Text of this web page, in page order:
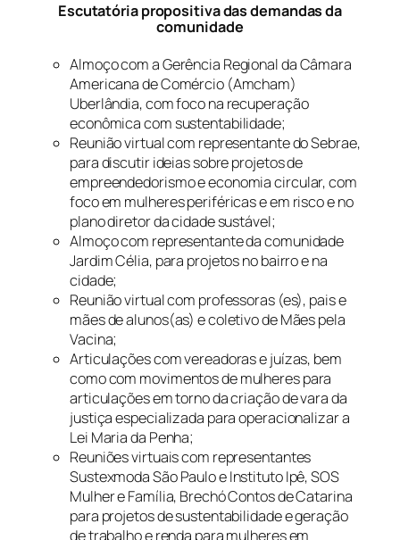
Escutatória propositiva das demandas da
comunidade
Almoço com a Gerência Regional da Câmara
Americana de Comércio (Amcham)
Uberlândia, com foco na recuperação
econômica com sustentabilidade;
Reunião virtual com representante do Sebrae,
para discutir ideias sobre projetos de
empreendedorismo e economia circular, com
foco em mulheres periféricas e em risco e no
plano diretor da cidade sustável;
Almoço com representante da comunidade
Jardim Célia, para projetos no bairro e na
cidade;
Reunião virtual com professoras (es), pais e
mães de alunos(as) e coletivo de Mães pela
Vacina;
Articulações com vereadoras e juízas, bem
como com movimentos de mulheres para
articulações em torno da criação de vara da
justiça especializada para operacionalizar a
Lei Maria da Penha;
Reuniões virtuais com representantes
Sustexmoda São Paulo e Instituto Ipê, SOS
Mulher e Família, Brechó Contos de Catarina
para projetos de sustentabilidade e geração
de trabalho e renda para mulheres em